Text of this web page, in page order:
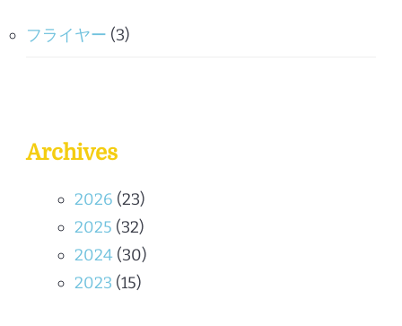
フライヤー (3)
Archives
2026 (23)
2025 (32)
2024 (30)
2023 (15)